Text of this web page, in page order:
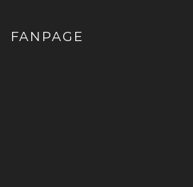
FANPAGE